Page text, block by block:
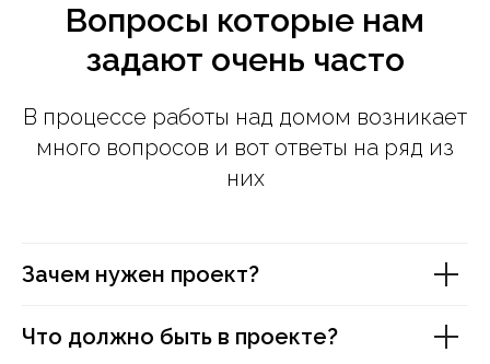
Вопросы которые нам
задают очень часто
В процессе работы над домом возникает
много вопросов и вот ответы на ряд из
них
Зачем нужен проект?
Что должно быть в проекте?